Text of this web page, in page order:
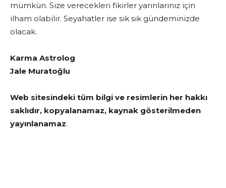
mümkün. Size verecekleri fikirler yarınlarınız için
ilham olabilir. Seyahatler ise sık sık gündeminizde
olacak.
Karma Astrolog
Jale Muratoğlu
Web sitesindeki tüm bilgi ve resimlerin her hakkı
saklıdır, kopyalanamaz, kaynak gösterilmeden
yayınlanamaz.